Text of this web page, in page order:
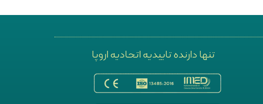
تنها دارنده تاییدیه اتحادیه اروپا